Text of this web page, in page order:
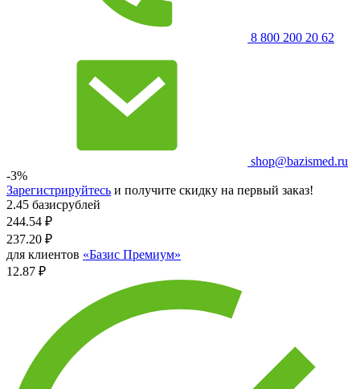
8 800 200 20 62
shop@bazismed.ru
-3%
Зарегистрируйтесь и получите скидку на первый заказ!
2.45 базисрублей
244.54 ₽
237.20 ₽
для клиентов «Базис Премиум»
12.87 ₽